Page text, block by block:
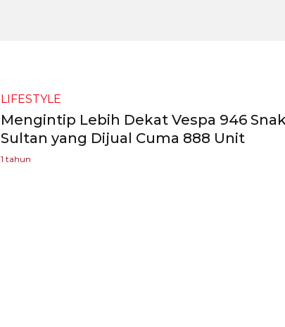
LIFESTYLE
Mengintip Lebih Dekat Vespa 946
Sultan yang Dijual Cuma 888 Unit
1 tahun